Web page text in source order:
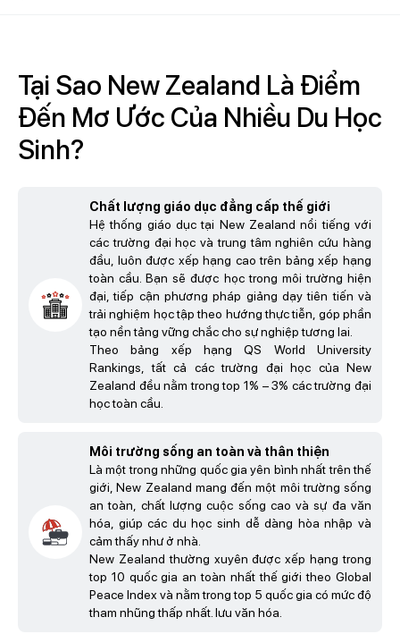
Tại Sao New Zealand Là Điểm
Đến Mơ Ước Của Nhiều Du Học
Sinh?
Chất lượng giáo dục đẳng cấp thế giới
Hệ thống giáo dục tại New Zealand nổi tiếng với
các trường đại học và trung tâm nghiên cứu hàng
đầu, luôn được xếp hạng cao trên bảng xếp hạng
toàn cầu. Bạn sẽ được học trong môi trường hiện
đại, tiếp cận phương pháp giảng dạy tiên tiến và
trải nghiệm học tập theo hướng thực tiễn, góp phần
tạo nền tảng vững chắc cho sự nghiệp tương lai.
Theo bảng xếp hạng QS World University
Rankings, tất cả các trường đại học của New
Zealand đều nằm trong top 1% – 3% các trường đại
học toàn cầu.
Môi trường sống an toàn và thân thiện
Là một trong những quốc gia yên bình nhất trên thế
giới, New Zealand mang đến một môi trường sống
an toàn, chất lượng cuộc sống cao và sự đa văn
hóa, giúp các du học sinh dễ dàng hòa nhập và
cảm thấy như ở nhà.
New Zealand thường xuyên được xếp hạng trong
top 10 quốc gia an toàn nhất thế giới theo Global
Peace Index và nằm trong top 5 quốc gia có mức độ
tham nhũng thấp nhất. lưu văn hóa.